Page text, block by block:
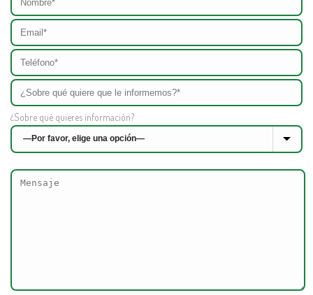
¿Sobre qué quieres información?